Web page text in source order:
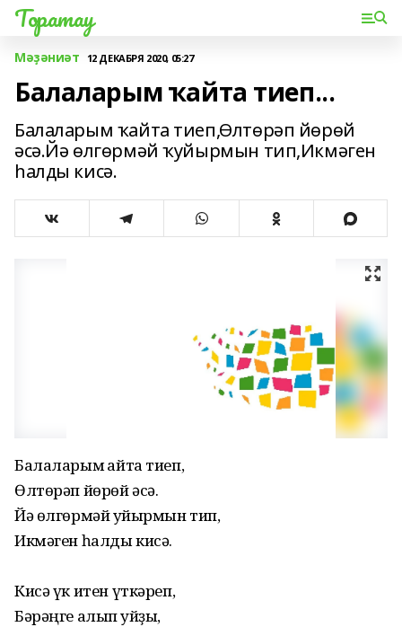
Торатау
Мәҙәниәт 12 ДЕКАБРЯ 2020, 05:27
Балаларым ҡайта тиеп...
Балаларым ҡайта тиеп,Өлтөрәп йөрөй
әсә.Йә өлгөрмәй ҡуйырмын тип,Икмәген
һалды кисә.
Балаларым ҡайта тиеп,
Өлтөрәп йөрөй әсә.
Йә өлгөрмәй ҡуйырмын тип,
Икмәген һалды кисә.
Кисә үк итен үткәреп,
Бәрәңге алып ҡуйҙы,